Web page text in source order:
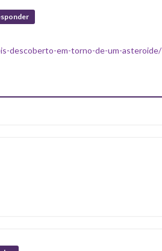
descoberto-em-torno-de-um-asteroide/